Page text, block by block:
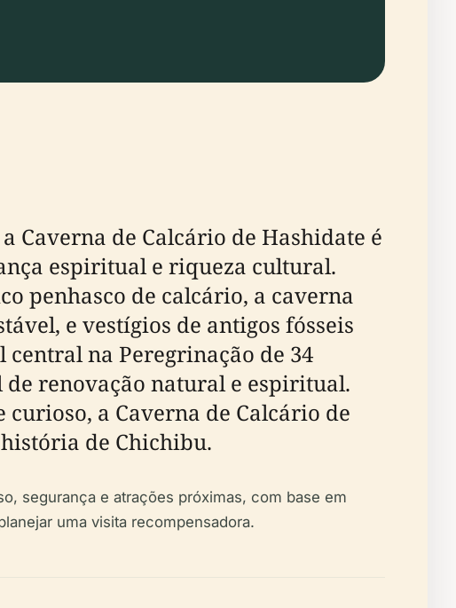
Caverna de Calcário de Hashidate é
espiritual e riqueza cultural.
penhasco de calcário, a caverna
e vestígios de antigos fósseis
na Peregrinação de 34
renovação natural e espiritual.
a Caverna de Calcário de
de Chichibu.
segurança e atrações próximas, com base em
uma visita recompensadora.